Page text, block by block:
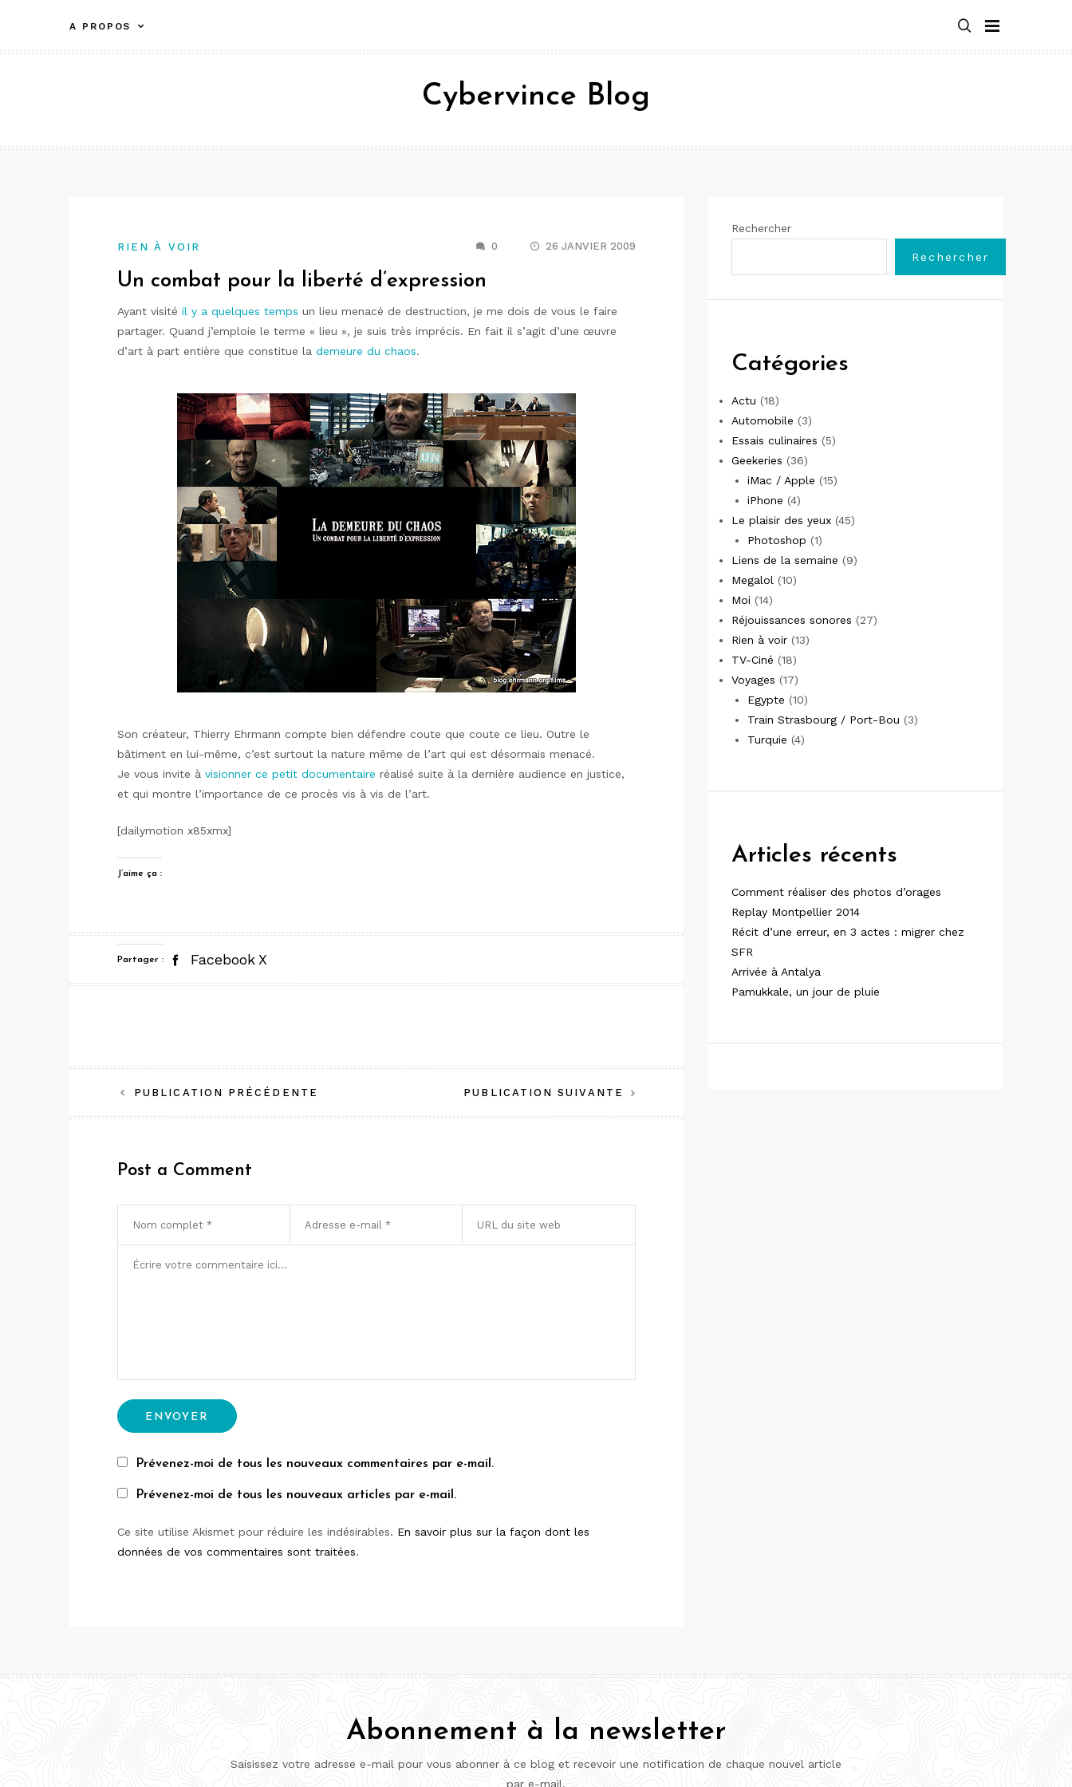
contenu
A PROPOS
Cybervince Blog
RIEN À VOIR 0 26 JANVIER 2009
Un combat pour la liberté d’expression
Ayant visité il y a quelques temps un lieu menacé de destruction, je me dois de vous le faire
partager. Quand j’emploie le terme « lieu », je suis très imprécis. En fait il s’agit d’une œuvre
d’art à part entière que constitue la demeure du chaos.
Son créateur, Thierry Ehrmann compte bien défendre coute que coute ce lieu. Outre le
bâtiment en lui-même, c’est surtout la nature même de l’art qui est désormais menacé.
Je vous invite à visionner ce petit documentaire réalisé suite à la dernière audience en justice,
et qui montre l’importance de ce procès vis à vis de l’art.
[dailymotion x85xmx]
J’aime ça :
Partager : Facebook X
Navigation
de
PUBLICATION PRÉCÉDENTE PUBLICATION SUIVANTE
Post a Comment
Prévenez-moi de tous les nouveaux commentaires par e-mail.
Prévenez-moi de tous les nouveaux articles par e-mail.
Ce site utilise Akismet pour réduire les indésirables. En savoir plus sur la façon dont les
données de vos commentaires sont traitées.
Rechercher
Rechercher
Catégories
Actu (18)
Automobile (3)
Essais culinaires (5)
Geekeries (36)
iMac / Apple (15)
iPhone (4)
Le plaisir des yeux (45)
Photoshop (1)
Liens de la semaine (9)
Megalol (10)
Moi (14)
Réjouissances sonores (27)
Rien à voir (13)
TV-Ciné (18)
Voyages (17)
Egypte (10)
Train Strasbourg / Port-Bou (3)
Turquie (4)
Articles récents
Comment réaliser des photos d’orages
Replay Montpellier 2014
Récit d’une erreur, en 3 actes : migrer chez
SFR
Arrivée à Antalya
Pamukkale, un jour de pluie
Abonnement à la newsletter
Saisissez votre adresse e-mail pour vous abonner à ce blog et recevoir une notification de chaque nouvel article
par e-mail.